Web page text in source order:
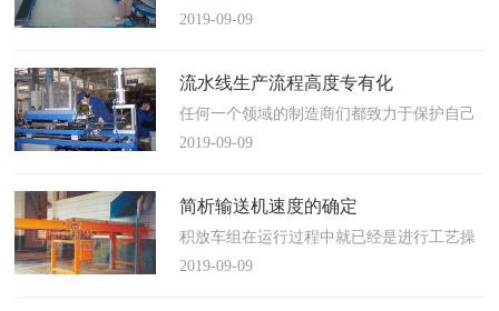
慢慢取代工人，做着高强度、重复性、有职
人联合会(IFR)预测，2014年中国将成为全球
最大的工业机器人市场，将占全球总销量
17%。业内把2014年称为“中国工业机器人元
2019-09-09
流水线生产流程高度专有化
任何一个领域的制造商们都致力于保护自己
的自动化流水线生产流程不被外人知晓，即
大多数流程都带有某种专有的性质，并且混
合了不同的方法、技术和操作方式，而这最
终将影响一个制造商进行有效竞争的能力。
2019-09-09
简析输送机速度的确定
积放车组在运行过程中就已经是进行工艺操
作的区段，运行速度是由积放小车组的运行
2019-09-09